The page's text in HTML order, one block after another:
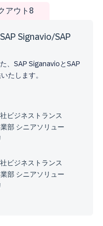
アウト8
Signavio/SAP
、SAP SiganavioとSAP
たします。
ビジネストランス
部 シニアソリュー
ビジネストランス
部 シニアソリュー